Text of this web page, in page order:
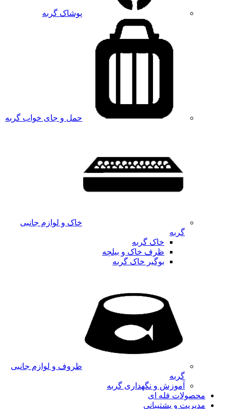
پوشاک گربه
حمل و جای خواب گربه
خاک و لوازم جانبی
گربه
خاک گربه
ظرف خاک و بیلچه
بوگیر خاک گربه
ظروف و لوازم جانبی
گربه
آموزش و نگهداری گربه
محصولات فله ای
مدیریت و پشتیبانی